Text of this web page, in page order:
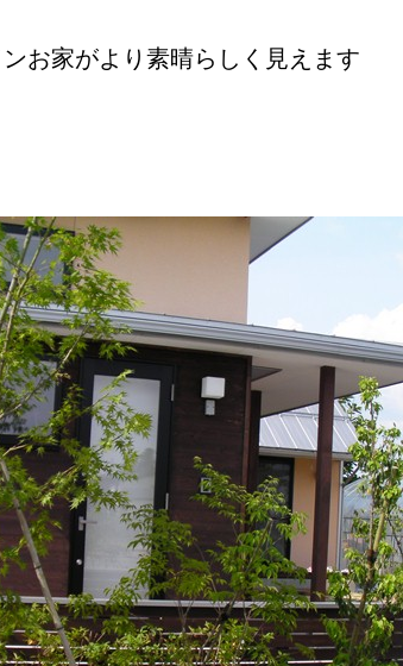
お家がより素晴らしく見えます